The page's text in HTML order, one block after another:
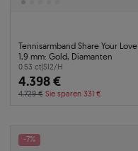
Tennisarmband Share Your Love
1,9 mm: Gold, Diamanten
0.53 ct|SI2/H
4.398 €
4.729 € Sie sparen 331 €
-7%